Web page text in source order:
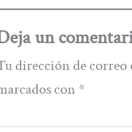
un
dirección de correo
con *